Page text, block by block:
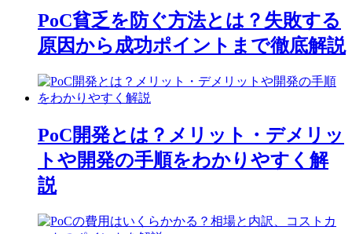
PoC貧乏を防ぐ方法とは？失敗する
原因から成功ポイントまで徹底解説
PoC開発とは？メリット・デメリッ
トや開発の手順をわかりやすく解
説